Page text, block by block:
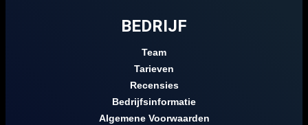
BEDRIJF
Team
Tarieven
Recensies
Bedrijfsinformatie
Algemene Voorwaarden